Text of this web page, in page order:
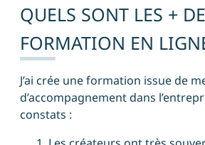
QUELS SONT LES +
FORMATION EN
J’ai crée une formation issue de
d’accompagnement dans
constats :